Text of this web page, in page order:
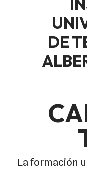
DE
La formación